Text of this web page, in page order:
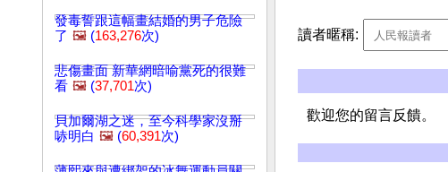
發毒誓跟這幅畫結婚的男子危險
了 🖼️ (163,276次)
悲傷畫面 新華網暗喻黨死的很難
看 🖼️ (37,701次)
貝加爾湖之迷，至今科學家沒掰
哧明白 🖼️ (60,391次)
讀者暱稱:
歡迎您的留言反饋。